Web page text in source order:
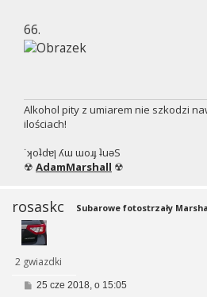
66.
Alkohol pity z umiarem nie szkodzi
ilościach!
˙ʞoʇdɐן ʎɯ ɯoɹɟ ʇuǝS
☢ AdamMarshall ☢
rosaskc
2 gwiazdki
Subarowe fotostrzały
P25 cze 2018, o 15:05